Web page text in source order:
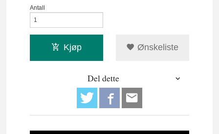
Antall
Kjøp Ønskeliste
Del dette